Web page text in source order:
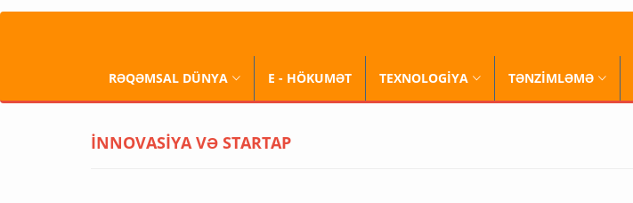
RƏQƏMSAL DÜNYA E - HÖKUMƏT TEXNOLOGİYA TƏNZİMLƏMƏ
İNNOVASİYA VƏ STARTAP